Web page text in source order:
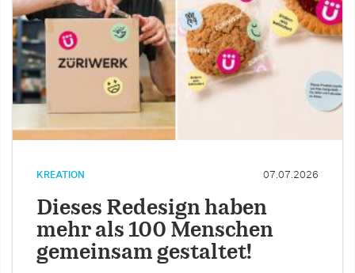
KREATION 07.07.2026
Dieses Redesign haben
mehr als 100 Menschen
gemeinsam gestaltet!